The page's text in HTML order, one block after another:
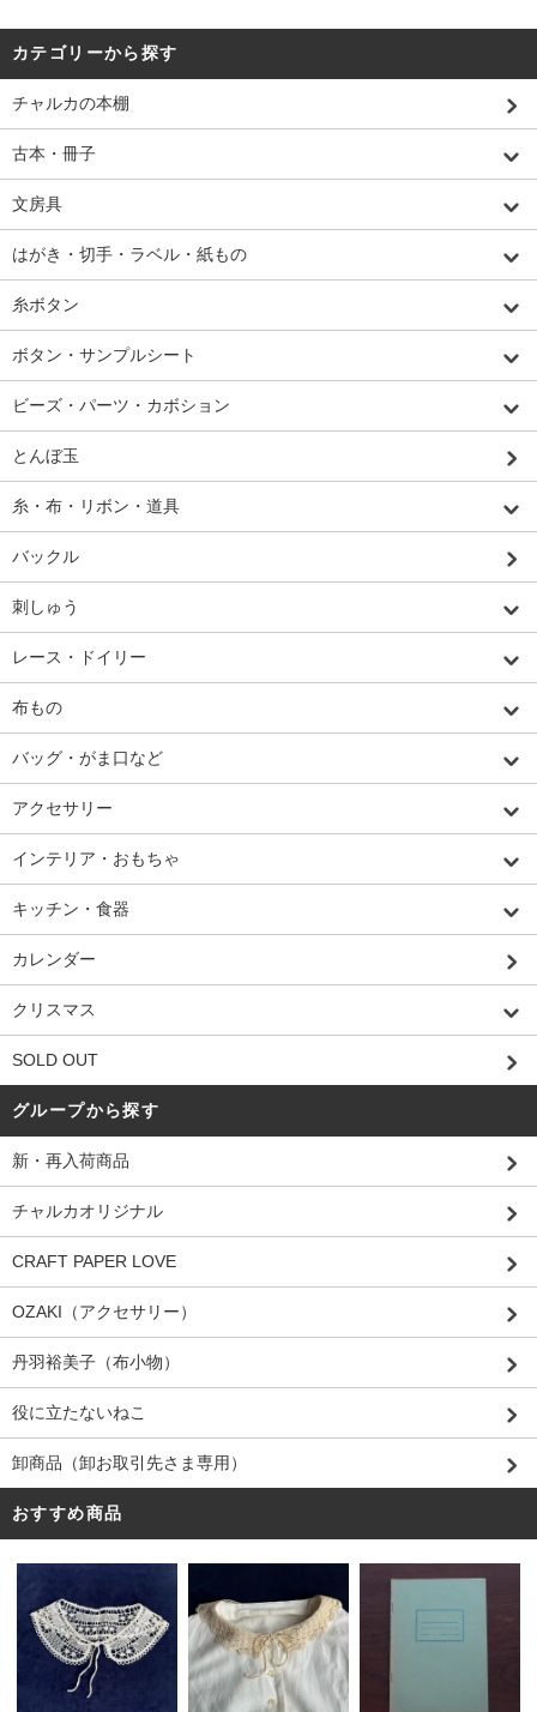
カテゴリーから探す
チャルカの本棚
古本・冊子
文房具
はがき・切手・ラベル・紙もの
糸ボタン
ボタン・サンプルシート
ビーズ・パーツ・カボション
とんぼ玉
糸・布・リボン・道具
バックル
刺しゅう
レース・ドイリー
布もの
バッグ・がま口など
アクセサリー
インテリア・おもちゃ
キッチン・食器
カレンダー
クリスマス
SOLD OUT
グループから探す
新・再入荷商品
チャルカオリジナル
CRAFT PAPER LOVE
OZAKI（アクセサリー）
丹羽裕美子（布小物）
役に立たないねこ
卸商品（卸お取引先さま専用）
おすすめ商品